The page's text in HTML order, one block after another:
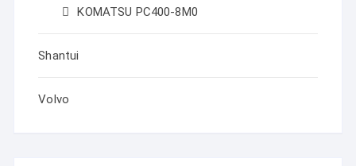
KOMATSU PC400-8M0
Shantui
Volvo